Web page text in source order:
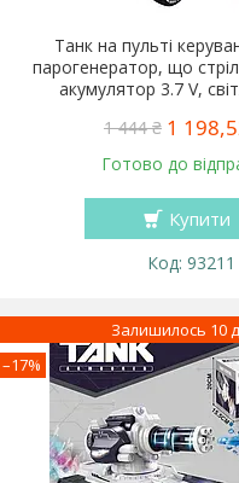
Танк на пульті
парогенератор, що
акумулятор 3.7 V,
1 444 ₴ 1
Готово до
Купити
93211
–17%
Залишилось 10